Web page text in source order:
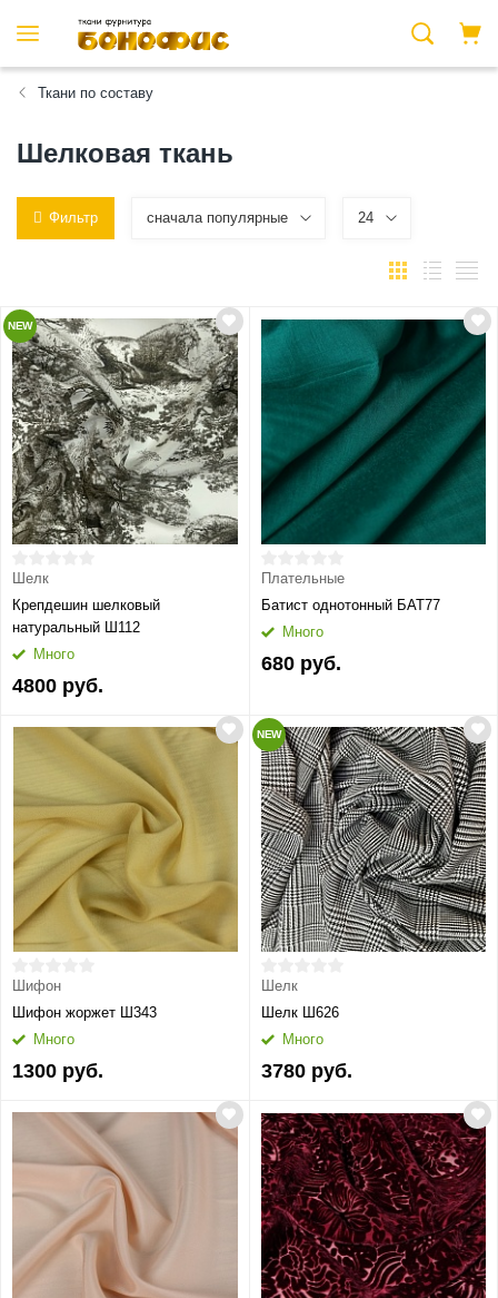
Ткани по составу
Шелковая ткань
Фильтр сначала популярные 24
NEW
Шелк
Крепдешин шелковый
натуральный Ш112
Много
4800 руб.
Плательные
Батист однотонный БАТ77
Много
680 руб.
Шифон
Шифон жоржет Ш343
Много
1300 руб.
NEW
Шелк
Шелк Ш626
Много
3780 руб.